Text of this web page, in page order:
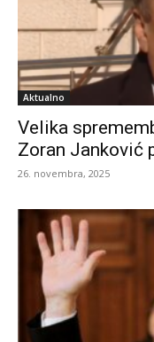
Aktualno
Velika
Zoran Janković
26. novembra, 2025